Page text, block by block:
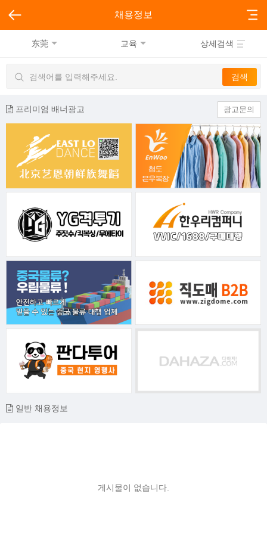
채용정보
东莞 교육 상세검색
프리미엄 배너광고 광고문의
일반 채용정보
게시물이 없습니다.